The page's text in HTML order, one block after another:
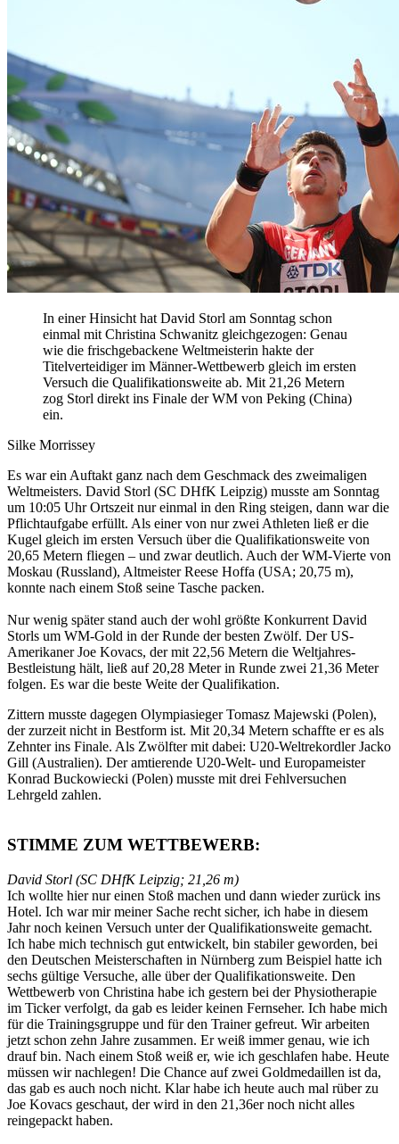
In einer Hinsicht hat David Storl am Sonntag schon
einmal mit Christina Schwanitz gleichgezogen: Genau
wie die frischgebackene Weltmeisterin hakte der
Titelverteidiger im Männer-Wettbewerb gleich im ersten
Versuch die Qualifikationsweite ab. Mit 21,26 Metern
zog Storl direkt ins Finale der WM von Peking (China)
ein.
Silke Morrissey
Es war ein Auftakt ganz nach dem Geschmack des zweimaligen
Weltmeisters. David Storl (SC DHfK Leipzig) musste am Sonntag
um 10:05 Uhr Ortszeit nur einmal in den Ring steigen, dann war die
Pflichtaufgabe erfüllt. Als einer von nur zwei Athleten ließ er die
Kugel gleich im ersten Versuch über die Qualifikationsweite von
20,65 Metern fliegen – und zwar deutlich. Auch der WM-Vierte von
Moskau (Russland), Altmeister Reese Hoffa (USA; 20,75 m),
konnte nach einem Stoß seine Tasche packen.
Nur wenig später stand auch der wohl größte Konkurrent David
Storls um WM-Gold in der Runde der besten Zwölf. Der US-
Amerikaner Joe Kovacs, der mit 22,56 Metern die Weltjahres-
Bestleistung hält, ließ auf 20,28 Meter in Runde zwei 21,36 Meter
folgen. Es war die beste Weite der Qualifikation.
Zittern musste dagegen Olympiasieger Tomasz Majewski (Polen),
der zurzeit nicht in Bestform ist. Mit 20,34 Metern schaffte er es als
Zehnter ins Finale. Als Zwölfter mit dabei: U20-Weltrekordler Jacko
Gill (Australien). Der amtierende U20-Welt- und Europameister
Konrad Buckowiecki (Polen) musste mit drei Fehlversuchen
Lehrgeld zahlen.
STIMME ZUM WETTBEWERB:
David Storl (SC DHfK Leipzig; 21,26 m)
Ich wollte hier nur einen Stoß machen und dann wieder zurück ins
Hotel. Ich war mir meiner Sache recht sicher, ich habe in diesem
Jahr noch keinen Versuch unter der Qualifikationsweite gemacht.
Ich habe mich technisch gut entwickelt, bin stabiler geworden, bei
den Deutschen Meisterschaften in Nürnberg zum Beispiel hatte ich
sechs gültige Versuche, alle über der Qualifikationsweite. Den
Wettbewerb von Christina habe ich gestern bei der Physiotherapie
im Ticker verfolgt, da gab es leider keinen Fernseher. Ich habe mich
für die Trainingsgruppe und für den Trainer gefreut. Wir arbeiten
jetzt schon zehn Jahre zusammen. Er weiß immer genau, wie ich
drauf bin. Nach einem Stoß weiß er, wie ich geschlafen habe. Heute
müssen wir nachlegen! Die Chance auf zwei Goldmedaillen ist da,
das gab es auch noch nicht. Klar habe ich heute auch mal rüber zu
Joe Kovacs geschaut, der wird in den 21,36er noch nicht alles
reingepackt haben.